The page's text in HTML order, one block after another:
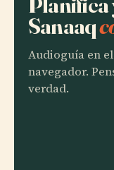
Sanaaq
Audioguía en
navegador.
verdad.